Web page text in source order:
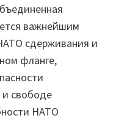
важнейшим
сдерживания и
фланге,
и свободе
НАТО